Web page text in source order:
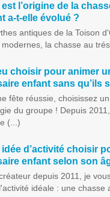
l’origine de la
a-t-elle évolué ?
antiques de la Toison
la chasse au
choisir pour animer
enfant sans qu’ils
fête réussie, choisissez
du groupe ! Depuis
(...)
idée d’activité choisir
enfant selon son
depuis 2011, je
idéale : une chasse